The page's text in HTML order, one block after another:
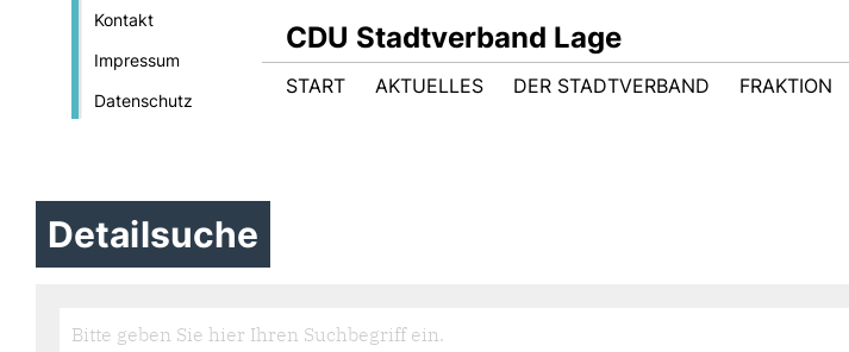
Kontakt
Impressum
Datenschutz
CDU Stadtverband Lage
START AKTUELLES DER STADTVERBAND FRAKTION
Detailsuche